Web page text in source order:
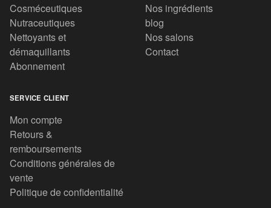
Cosméceutiques
Nutraceutiques
Nettoyants et
démaquillants
Abonnement
Nos ingrédients
blog
Nos salons
Contact
SERVICE CLIENT
Mon compte
Retours &
remboursements
Conditions générales de
vente
Politique de confidentialité